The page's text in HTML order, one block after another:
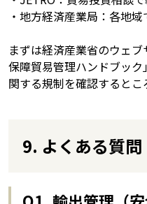
・地方経済産業局：各地
まずは経済産業省のウェ
保障貿易管理ハンドブッ
関する規制を確認するとこ
9. よくある質問